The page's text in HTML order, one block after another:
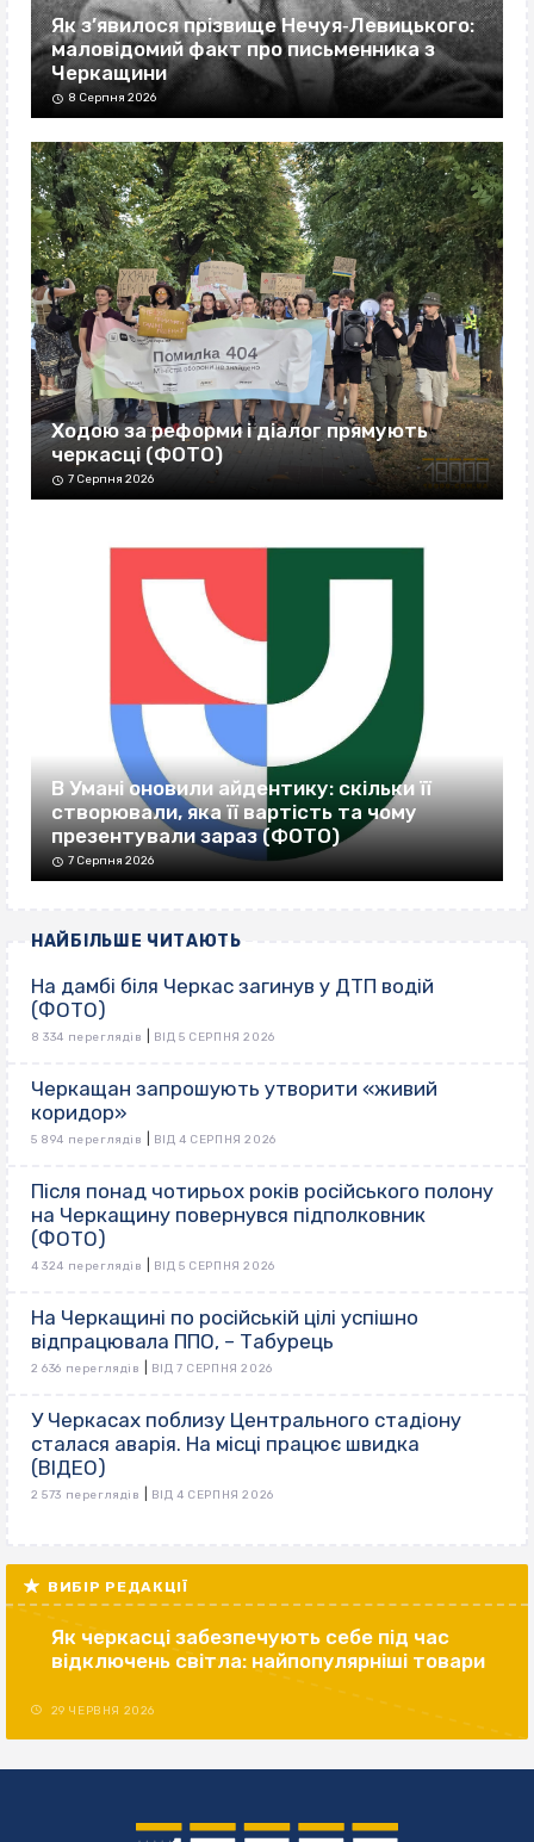
Як з’явилося прізвище Нечуя‐Левицького:
маловідомий факт про письменника з
Черкащини
8 Серпня 2026
Ходою за реформи і діалог прямують
черкасці (ФОТО)
7 Серпня 2026
В Умані оновили айдентику: скільки її
створювали, яка її вартість та чому
презентували зараз (ФОТО)
7 Серпня 2026
НАЙБІЛЬШЕ ЧИТАЮТЬ
На дамбі біля Черкас загинув у ДТП водій
(ФОТО)
8 334 переглядів ВІД 5 СЕРПНЯ 2026
Черкащан запрошують утворити «живий
коридор»
5 894 переглядів ВІД 4 СЕРПНЯ 2026
Після понад чотирьох років російського полону
на Черкащину повернувся підполковник
(ФОТО)
4 324 переглядів ВІД 5 СЕРПНЯ 2026
На Черкащині по російській цілі успішно
відпрацювала ППО, – Табурець
2 636 переглядів ВІД 7 СЕРПНЯ 2026
У Черкасах поблизу Центрального стадіону
сталася аварія. На місці працює швидка
(ВІДЕО)
2 573 переглядів ВІД 4 СЕРПНЯ 2026
ВИБІР РЕДАКЦІЇ
Як черкасці забезпечують себе під час
відключень світла: найпопулярніші товари
29 ЧЕРВНЯ 2026